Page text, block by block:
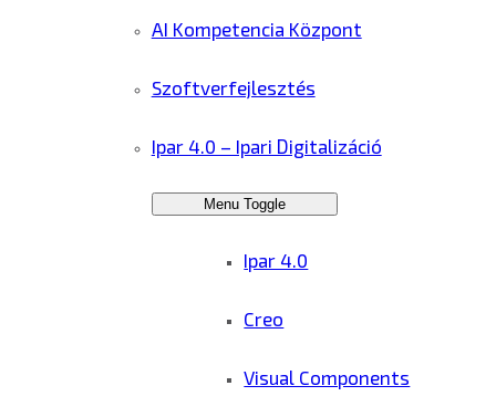
AI Kompetencia Központ
Szoftverfejlesztés
Ipar 4.0 – Ipari Digitalizáció
Menu Toggle
Ipar 4.0
Creo
Visual Components